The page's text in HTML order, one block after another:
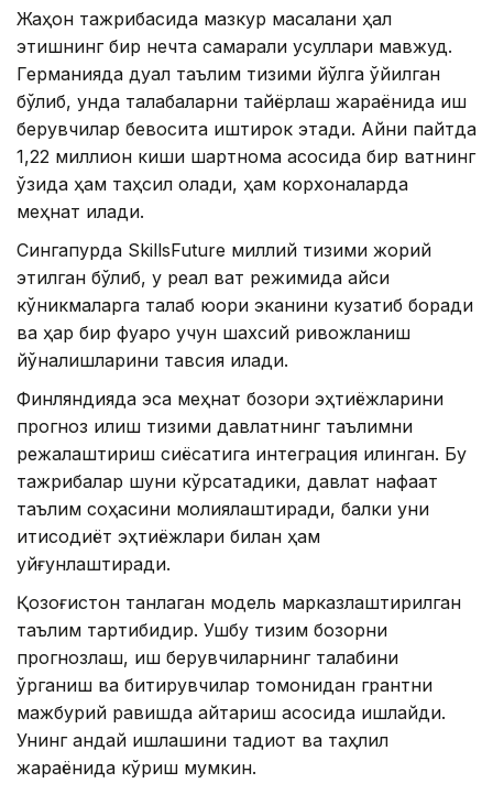
Жаҳон тажрибасида мазкур масалани ҳал
этишнинг бир нечта самарали усуллари мавжуд.
Германияда дуал таълим тизими йўлга қўйилган
бўлиб, унда талабаларни тайёрлаш жараёнида иш
берувчилар бевосита иштирок этади. Айни пайтда
1,22 миллион киши шартнома асосида бир вақтнинг
ўзида ҳам таҳсил олади, ҳам корхоналарда
меҳнат қилади.
Сингапурда SkillsFuture миллий тизими жорий
этилган бўлиб, у реал вақт режимида қайси
кўникмаларга талаб юқори эканини кузатиб боради
ва ҳар бир фуқаро учун шахсий ривожланиш
йўналишларини тавсия қилади.
Финляндияда эса меҳнат бозори эҳтиёжларини
прогноз қилиш тизими давлатнинг таълимни
режалаштириш сиёсатига интеграция қилинган. Бу
тажрибалар шуни кўрсатадики, давлат нафақат
таълим соҳасини молиялаштиради, балки уни
иқтисодиёт эҳтиёжлари билан ҳам
уйғунлаштиради.
Қозоғистон танлаган модель марказлаштирилган
таълим тартибидир. Ушбу тизим бозорни
прогнозлаш, иш берувчиларнинг талабини
ўрганиш ва битирувчилар томонидан грантни
мажбурий равишда қайтариш асосида ишлайди.
Унинг қандай ишлашини тадқиқот ва таҳлил
жараёнида кўриш мумкин.